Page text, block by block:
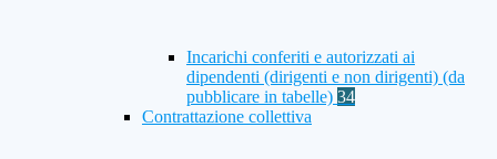
Incarichi conferiti e autorizzati ai
dipendenti (dirigenti e non dirigenti) (da
pubblicare in tabelle) 34
Contrattazione collettiva